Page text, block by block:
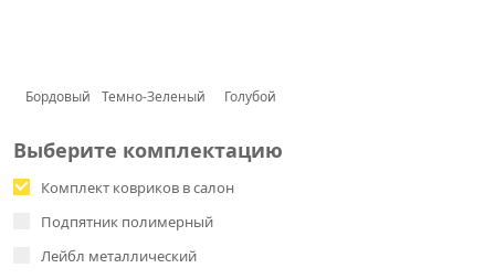
Бордовый Темно-Зеленый Голубой
Выберите комплектацию
Комплект ковриков в салон
Подпятник полимерный
Лейбл металлический